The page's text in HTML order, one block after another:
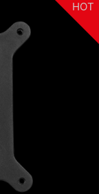
HOT